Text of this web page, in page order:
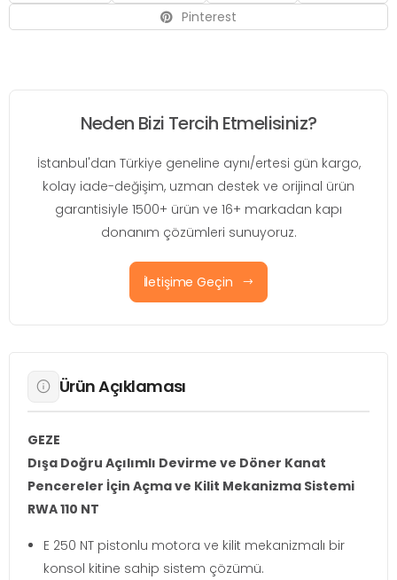
Pinterest
Neden Bizi Tercih Etmelisiniz?
İstanbul'dan Türkiye geneline aynı/ertesi gün kargo,
kolay iade-değişim, uzman destek ve orijinal ürün
garantisiyle 1500+ ürün ve 16+ markadan kapı
donanım çözümleri sunuyoruz.
İletişime Geçin
Ürün Açıklaması
GEZE
Dışa Doğru Açılımlı Devirme ve Döner Kanat
Pencereler İçin Açma ve Kilit Mekanizma Sistemi
RWA 110 NT
E 250 NT pistonlu motora ve kilit mekanizmalı bir
konsol kitine sahip sistem çözümü.